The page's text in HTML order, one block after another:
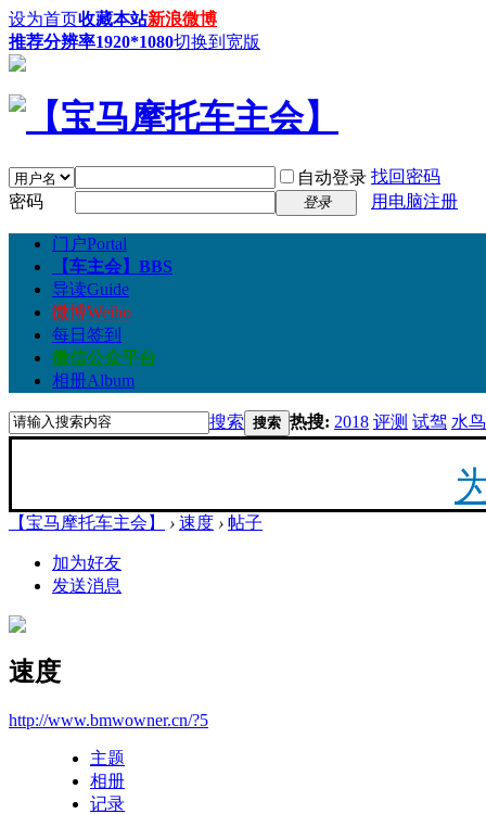
设为首页收藏本站新浪微博
推荐分辨率1920*1080切换到宽版
自动登录 找回密码
密码
登录 用电脑注册
门户Portal
【车主会】 BBS
导读Guide
微博Weibo
每日签到
微信公众平台
相册Album
搜索 搜索 热搜: 2018 评测 试驾 水鸟
【宝马摩托车主会】 › 速度 › 帖子
加为好友
发送消息
速度
http://www.bmwowner.cn/?5
主题
相册
记录